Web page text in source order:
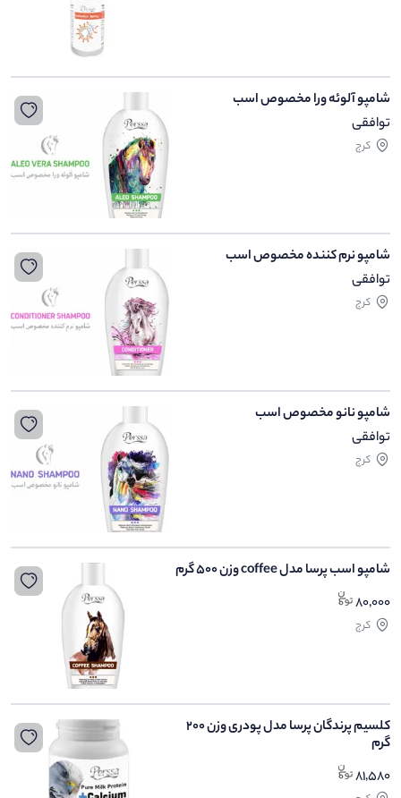
شامپو آلوئه ورا مخصوص اسب
توافقی
کرج
شامپو نرم کننده مخصوص اسب
توافقی
کرج
شامپو نانو مخصوص اسب
توافقی
کرج
شامپو اسب پرسا مدل coffee وزن 500 گرم
80,000
کرج
کلسیم پرندگان پرسا مدل پودری وزن 200
گرم
81,580